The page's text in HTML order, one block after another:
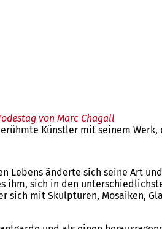
von Marc Chagall
Künstler mit seinem
Lebens änderte sich seine Art
sich in den
mit Skulpturen, Mosaiken,